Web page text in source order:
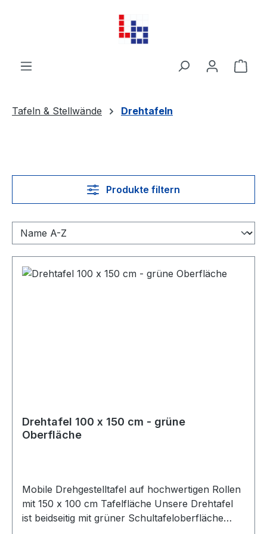
Zum Hauptinhalt springen
Tafeln & Stellwände Drehtafeln
Produkte filtern
Drehtafel 100 x 150 cm - grüne
Oberfläche
Mobile Drehgestelltafel auf hochwertigen Rollen
mit 150 x 100 cm Tafelfläche Unsere Drehtafel
ist beidseitig mit grüner Schultafeloberfläche